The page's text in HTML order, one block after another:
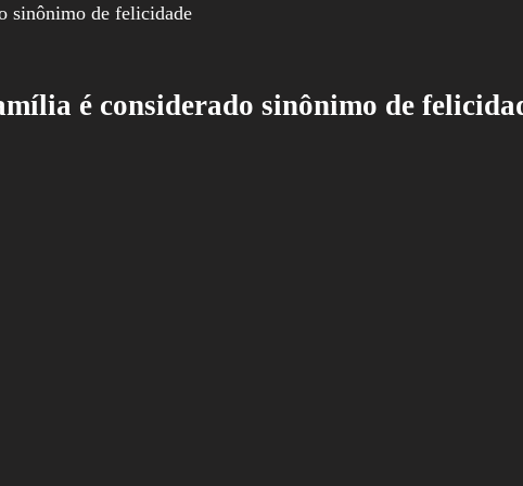
é considerado sinônimo de